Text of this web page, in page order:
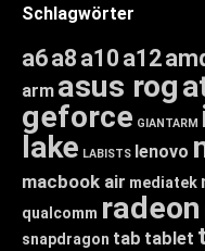
Schlagwörter
a6a8 a10 a12
arm asus rog
geforce GIANTARM
lake LABISTS lenovo
macbook air mediatek
qualcomm radeon
snapdragon tab tablet